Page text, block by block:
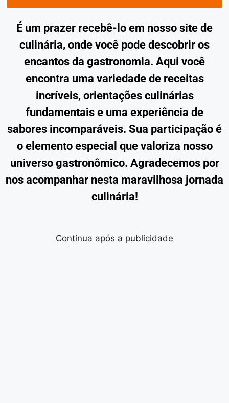
É um prazer recebê-lo em nosso site de
culinária, onde você pode descobrir os
encantos da gastronomia. Aqui você
encontra uma variedade de receitas
incríveis, orientações culinárias
fundamentais e uma experiência de
sabores incomparáveis. Sua participação é
o elemento especial que valoriza nosso
universo gastronômico. Agradecemos por
nos acompanhar nesta maravilhosa jornada
culinária!
Continua após a publicidade